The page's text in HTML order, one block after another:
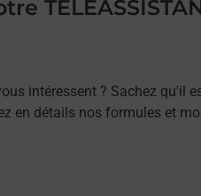
intéressent ? Sachez qu'il
en détails nos formules et